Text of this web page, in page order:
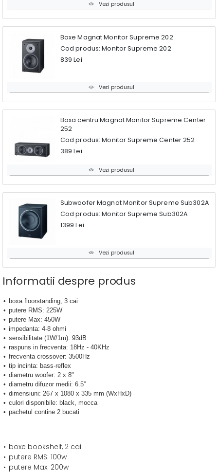
Vezi produsul
Boxe Magnat Monitor Supreme 202
Cod produs: Monitor Supreme 202
839 Lei
Vezi produsul
Boxa centru Magnat Monitor Supreme Center
252
Cod produs: Monitor Supreme Center 252
389 Lei
Vezi produsul
Subwoofer Magnat Monitor Supreme Sub302A
Cod produs: Monitor Supreme Sub302A
1399 Lei
Vezi produsul
Informatii despre produs
boxa floorstanding, 3 cai
putere RMS: 225W
putere Max: 450W
impedanta: 4-8 ohmi
sensibilitate (1W/1m): 93dB
raspuns in frecventa: 18Hz - 40KHz
frecventa crossover: 3500Hz
tip incinta: bass-reflex
diametru woofer: 2 x 8"
diametru difuzor medii: 6.5”
dimensiuni: 267 x 1080 x 335 mm (WxHxD)
culori disponibile: black, mocca
pachetul contine 2 bucati
boxe bookshelf, 2 cai
putere RMS: 100w
putere Max: 200w